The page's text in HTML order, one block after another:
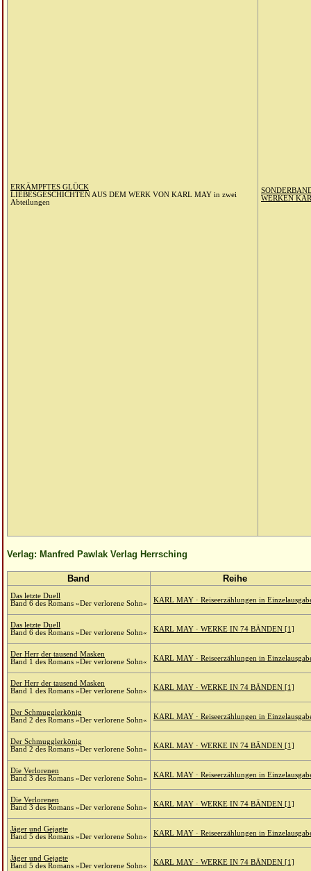
ERKÄMPFTES GLÜCK
LIEBESGESCHICHTEN AUS DEM WERK VON KARL MAY in zwei
Abteilungen
WERKEN
Verlag: Manfred Pawlak Verlag Herrsching
Band Reihe
Das letzte Duell
Band 6 des Romans »Der verlorene Sohn«
KARL MAY · Reiseerzählungen in
Das letzte Duell
Band 6 des Romans »Der verlorene Sohn«
KARL MAY · WERKE IN 74 BÄNDEN [1]
Der Herr der tausend Masken
Band 1 des Romans »Der verlorene Sohn«
KARL MAY · Reiseerzählungen in
Der Herr der tausend Masken
Band 1 des Romans »Der verlorene Sohn«
KARL MAY · WERKE IN 74 BÄNDEN [1]
Der Schmugglerkönig
Band 2 des Romans »Der verlorene Sohn«
KARL MAY · Reiseerzählungen in
Der Schmugglerkönig
Band 2 des Romans »Der verlorene Sohn«
KARL MAY · WERKE IN 74 BÄNDEN [1]
Die Verlorenen
Band 3 des Romans »Der verlorene Sohn«
KARL MAY · Reiseerzählungen in
Die Verlorenen
Band 3 des Romans »Der verlorene Sohn«
KARL MAY · WERKE IN 74 BÄNDEN [1]
Jäger und Gejagte
Band 5 des Romans »Der verlorene Sohn«
KARL MAY · Reiseerzählungen in
Jäger und Gejagte
Band 5 des Romans »Der verlorene Sohn«
KARL MAY · WERKE IN 74 BÄNDEN [1]